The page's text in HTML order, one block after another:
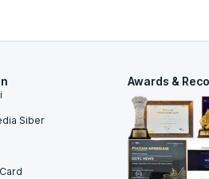
Siber
Awards &